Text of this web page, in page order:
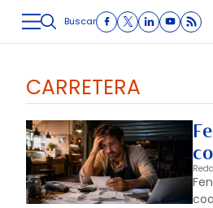
LOGÍSTICA INMOLOGÍSTICA
Buscar
CARRETERA